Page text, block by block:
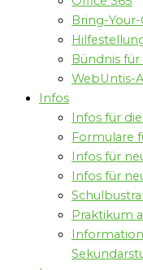
Bring-
Bündnis
WebUntis-
Infos
Infos für
Formulare
Infos für
Infos für
Praktikum